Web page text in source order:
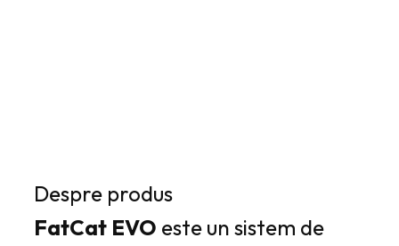
Despre produs
FatCat EVO este un sistem de